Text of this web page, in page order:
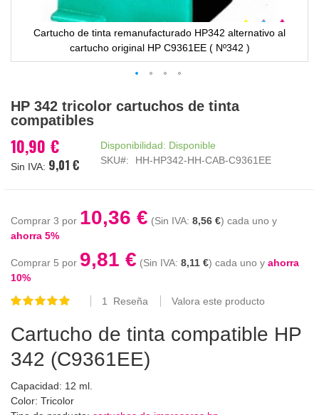
Cartucho de tinta remanufacturado HP342 alternativo al
cartucho original HP C9361EE ( Nº342 )
al
comienzo
la
galería
HP 342 tricolor cartuchos de tinta
compatibles
10,90 €
9,01 €
Disponibilidad: Disponible
SKU
HH-HP342-HH-CAB-C9361EE
Comprar 3 por 10,36 € 8,56 € cada uno y
ahorra 5%
Comprar 5 por 9,81 € 8,11 € cada uno y ahorra
10%
Valoración:
1 Reseña Valora este producto
Cartucho de tinta compatible HP
342 (C9361EE)
Capacidad: 12 ml.
Color: Tricolor